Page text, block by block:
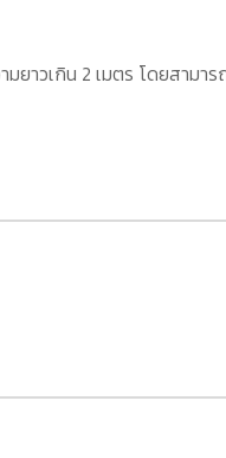
าวเกิน 2 เมตร โดยสามา